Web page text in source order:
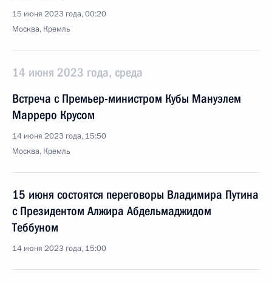
15 июня 2023 года, 00:20
Москва, Кремль
14 июня 2023 года, среда
Встреча с Премьер-министром Кубы Мануэлем
Марреро Крусом
14 июня 2023 года, 15:50
Москва, Кремль
15 июня состоятся переговоры Владимира Путина
с Президентом Алжира Абдельмаджидом
Теббуном
14 июня 2023 года, 15:00